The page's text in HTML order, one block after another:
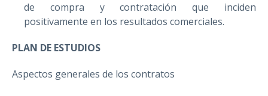
de compra y contratación que inciden
positivamente en los resultados comerciales.
PLAN DE ESTUDIOS
Aspectos generales de los contratos